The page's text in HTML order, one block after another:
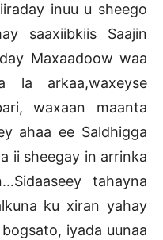
inuu u sheego
saaxiibkiis Saajin
Maxaadoow waa
la arkaa,waxeyse
waxaan maanta
ahaa ee Saldhigga
ii sheegay in arrinka
tahayna
ku xiran yahay
iyada uunaa